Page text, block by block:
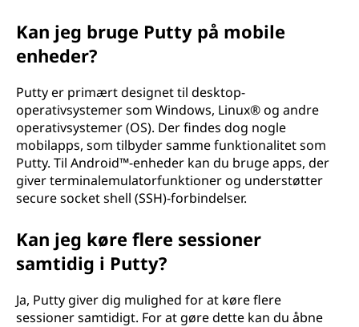
Kan jeg bruge Putty på mobile
enheder?
Putty er primært designet til desktop-
operativsystemer som Windows, Linux® og andre
operativsystemer (OS). Der findes dog nogle
mobilapps, som tilbyder samme funktionalitet som
Putty. Til Android™-enheder kan du bruge apps, der
giver terminalemulatorfunktioner og understøtter
secure socket shell (SSH)-forbindelser.
Kan jeg køre flere sessioner
samtidig i Putty?
Ja, Putty giver dig mulighed for at køre flere
sessioner samtidigt. For at gøre dette kan du åbne